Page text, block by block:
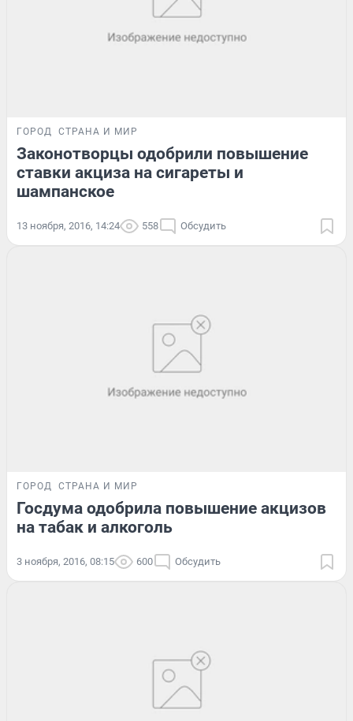
ГОРОД СТРАНА И МИР
Законотворцы одобрили повышение
ставки акциза на сигареты и
шампанское
13 ноября, 2016, 14:24 558 Обсудить
ГОРОД СТРАНА И МИР
Госдума одобрила повышение акцизов
на табак и алкоголь
3 ноября, 2016, 08:15 600 Обсудить